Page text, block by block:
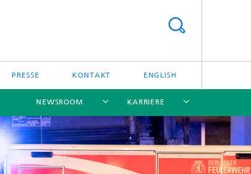
PRESSE KONTAKT ENGLISH
NEWSROOM KARRIERE